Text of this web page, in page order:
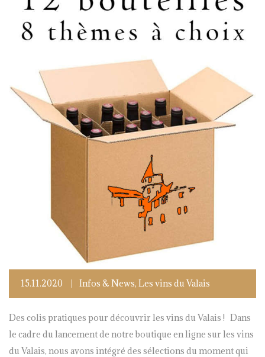
15.11.2020 Infos & News, Les vins du Valais
Des colis pratiques pour découvrir les vins du Valais ! Dans
le cadre du lancement de notre boutique en ligne sur les vins
du Valais, nous avons intégré des sélections du moment qui